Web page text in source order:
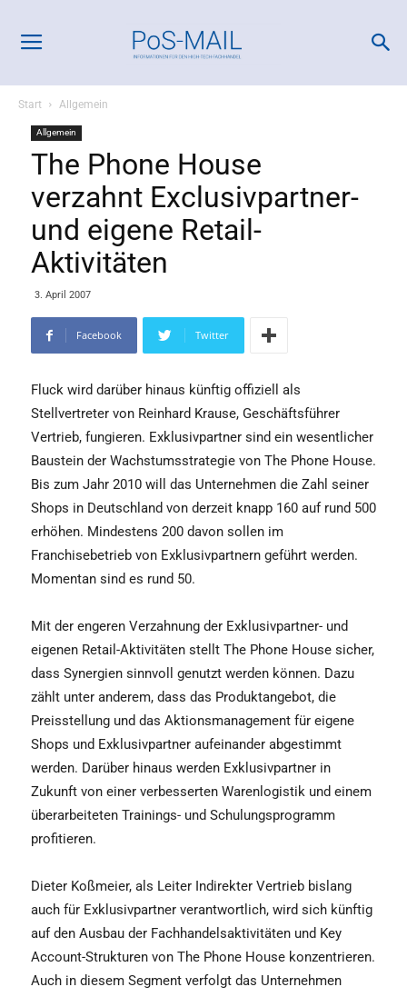
Start Allgemein
Allgemein
The Phone House
verzahnt Exclusivpartner-
und eigene Retail-
Aktivitäten
3. April 2007
Facebook Twitter
Fluck wird darüber hinaus künftig offiziell als
Stellvertreter von Reinhard Krause, Geschäftsführer
Vertrieb, fungieren. Exklusivpartner sind ein wesentlicher
Baustein der Wachstumsstrategie von The Phone House.
Bis zum Jahr 2010 will das Unternehmen die Zahl seiner
Shops in Deutschland von derzeit knapp 160 auf rund 500
erhöhen. Mindestens 200 davon sollen im
Franchisebetrieb von Exklusivpartnern geführt werden.
Momentan sind es rund 50.
Mit der engeren Verzahnung der Exklusivpartner- und
eigenen Retail-Aktivitäten stellt The Phone House sicher,
dass Synergien sinnvoll genutzt werden können. Dazu
zählt unter anderem, dass das Produktangebot, die
Preisstellung und das Aktionsmanagement für eigene
Shops und Exklusivpartner aufeinander abgestimmt
werden. Darüber hinaus werden Exklusivpartner in
Zukunft von einer verbesserten Warenlogistik und einem
überarbeiteten Trainings- und Schulungsprogramm
profitieren.
Dieter Koßmeier, als Leiter Indirekter Vertrieb bislang
auch für Exklusivpartner verantwortlich, wird sich künftig
auf den Ausbau der Fachhandelsaktivitäten und Key
Account-Strukturen von The Phone House konzentrieren.
Auch in diesem Segment verfolgt das Unternehmen